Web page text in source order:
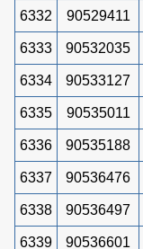
6332 90529411
6333 90532035
6334 90533127
6335 90535011
6336 90535188
6337 90536476
6338 90536497
6339 90536601